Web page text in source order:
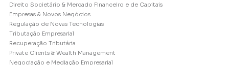
Direito Societário & Mercado Financeiro e de Capitais
Empresas & Novos Negócios
Regulação de Novas Tecnologias
Tributação Empresarial
Recuperação Tributária
Private Clients & Wealth Management
Negociação e Mediação Empresarial